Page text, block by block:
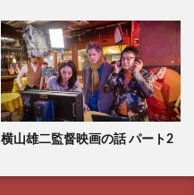
横山雄二監督映画の話 パート2